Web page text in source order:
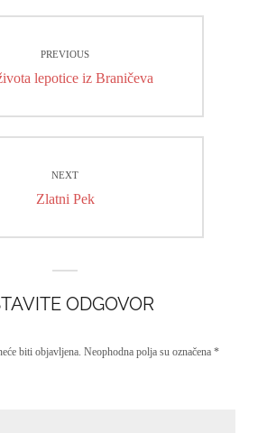
PREVIOUS
lepotice iz Braničeva
NEXT
Next
Zlatni Pek
ODGOVOR
biti objavljena. Neophodna polja su označena *